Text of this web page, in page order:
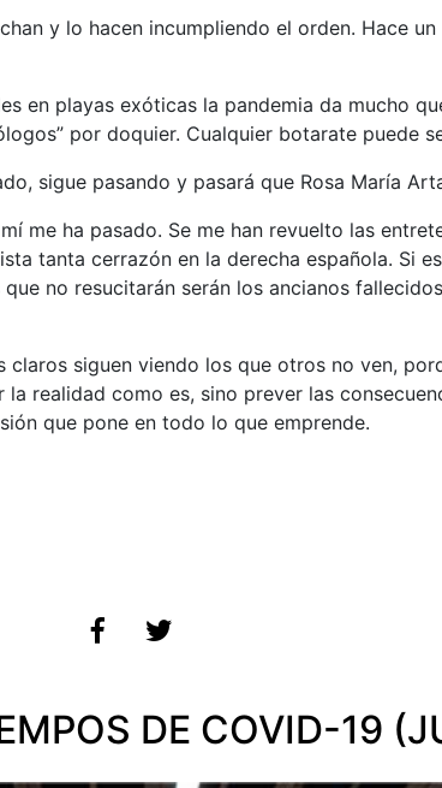
y lo hacen incumpliendo el orden. Hace
en playas exóticas la pandemia da mucho
por doquier. Cualquier botarate puede
sigue pasando y pasará que Rosa María
me ha pasado. Se me han revuelto las
tanta cerrazón en la derecha española. Si
no resucitarán serán los ancianos
claros siguen viendo los que otros no ven,
realidad como es, sino prever las
que pone en todo lo que emprende.
DE COVID-19